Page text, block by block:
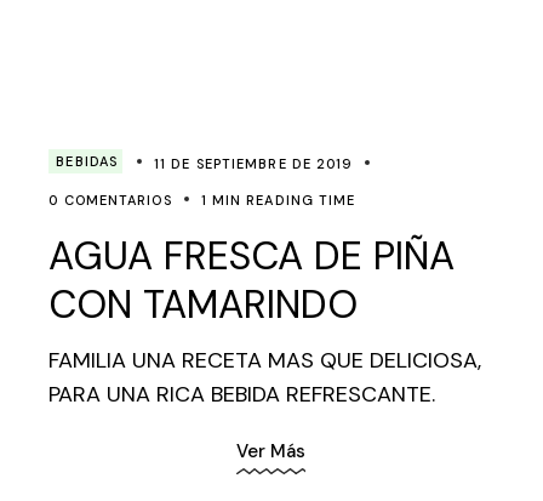
BEBIDAS 11 DE SEPTIEMBRE DE 2019
0 COMENTARIOS 1 MIN READING TIME
AGUA FRESCA DE PIÑA
CON TAMARINDO
FAMILIA UNA RECETA MAS QUE DELICIOSA,
PARA UNA RICA BEBIDA REFRESCANTE.
Ver Más